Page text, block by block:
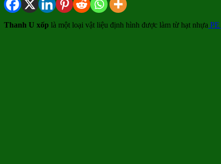
Thanh U xốp là một loại vật liệu định hình được làm từ hạt nhựa